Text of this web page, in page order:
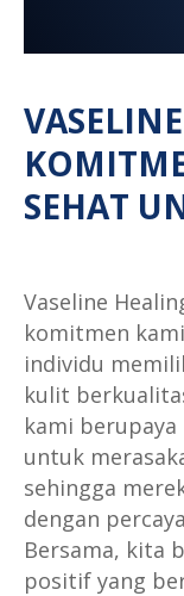
SEHAT
Vaseline
komitmen
individu
kulit
kami
untuk
sehingga
dengan
Bersama, kita
positif yang